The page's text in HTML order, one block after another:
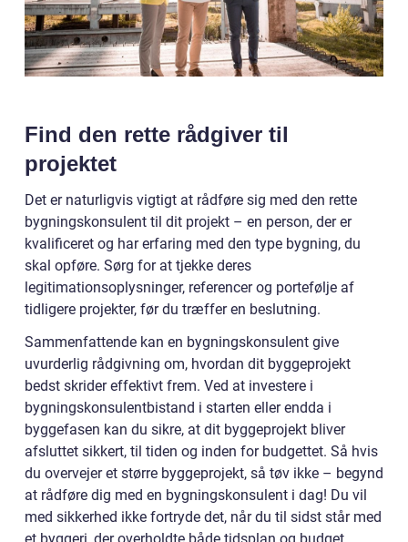
Find den rette rådgiver til
projektet
Det er naturligvis vigtigt at rådføre sig med den rette
bygningskonsulent til dit projekt – en person, der er
kvalificeret og har erfaring med den type bygning, du
skal opføre. Sørg for at tjekke deres
legitimationsoplysninger, referencer og portefølje af
tidligere projekter, før du træffer en beslutning.
Sammenfattende kan en bygningskonsulent give
uvurderlig rådgivning om, hvordan dit byggeprojekt
bedst skrider effektivt frem. Ved at investere i
bygningskonsulentbistand i starten eller endda i
byggefasen kan du sikre, at dit byggeprojekt bliver
afsluttet sikkert, til tiden og inden for budgettet. Så hvis
du overvejer et større byggeprojekt, så tøv ikke – begynd
at rådføre dig med en bygningskonsulent i dag! Du vil
med sikkerhed ikke fortryde det, når du til sidst står med